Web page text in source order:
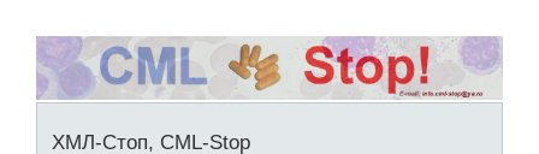
ХМЛ-Стоп, CML-Stop